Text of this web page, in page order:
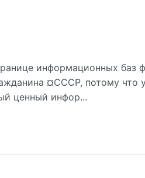
информационных
¤СССР, потому что
ценный инфор...